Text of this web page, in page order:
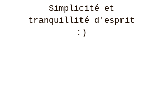
Simplicité et
tranquillité d'esprit
:)